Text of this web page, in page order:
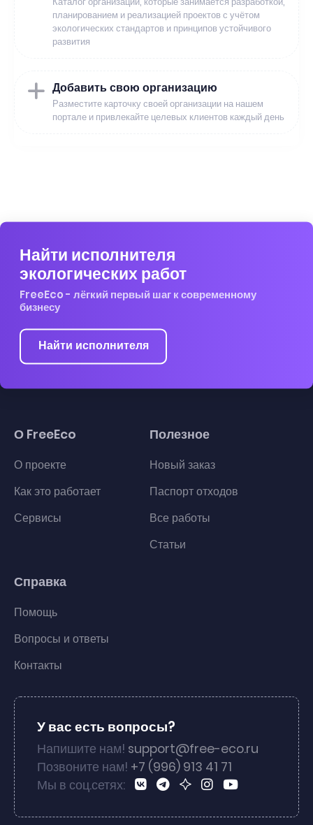
планированием и реализацией проектов с учётом
экологических стандартов и принципов устойчивого
развития
Добавить свою организацию
Разместите карточку своей организации на нашем
портале и привлекайте целевых клиентов каждый день
Найти исполнителя
экологических работ
FreeEco - лёгкий первый шаг к современному
бизнесу
Найти исполнителя
О FreeEco
О проекте
Как это работает
Сервисы
Полезное
Новый заказ
Паспорт отходов
Все работы
Статьи
Справка
Помощь
Вопросы и ответы
Контакты
У вас есть вопросы?
Напишите нам! support@free-eco.ru
Позвоните нам! +7 (996) 913 41 71
Мы в соц.сетях: